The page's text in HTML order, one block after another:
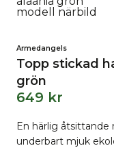
Armedangels
Topp stickad
grön
649 kr
En härlig åtsittande
underbart mjuk